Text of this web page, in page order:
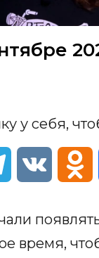
у себя,
TelegramVK
время,